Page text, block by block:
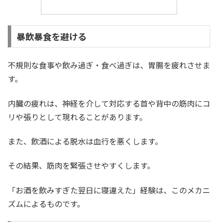
暴飲暴食を避ける
不規則な食事や飲み過ぎ・食べ過ぎは、胃腸を疲れさせま
す。
内臓の疲れは、神経を介して対応する首や背中の筋肉にコ
リや張りとして現れることがあります。
また、飲酒による脱水は血行を悪くします。
その結果、筋肉を緊張させやすくします。
「お酒を飲みすぎた翌日に寝違えた」経験は、このメカニ
ズムによるものです。